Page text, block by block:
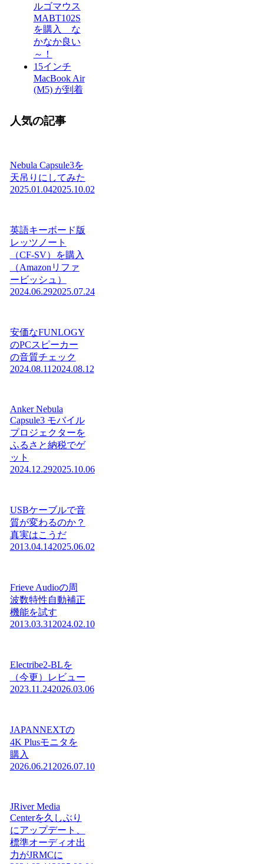
ルゴマウス
MABT102S
を購入 な
かなか良い
～！
15インチ
MacBook Air
(M5) が到着
人気の記事
Nebula Capsule3を
天吊りにしてみた
2025.01.042025.10.02
英語キーボード版
レッツノート
（CF-SV）を購入
（Amazonリファ
ービッシュ）
2024.06.292025.07.24
安価なFUNLOGY
のPCスピーカー
の音質チェック
2024.08.112024.08.12
Anker Nebula
Capsule3 モバイル
プロジェクターを
ふるさと納税でゲ
ット
2024.12.292025.10.06
USBケーブルで音
質が変わるのか？
真実はこうだ
2013.04.142025.06.02
Frieve Audioの周
波数特性自動補正
機能を試す
2013.03.312024.02.10
Electribe2-BLを
（今更）レビュー
2023.11.242026.03.06
JAPANNEXTの
4K Plusモニタを
購入
2026.06.212026.07.10
JRiver Media
Centerを久しぶり
にアップデート、
標準オーディオ出
力がJRMCに